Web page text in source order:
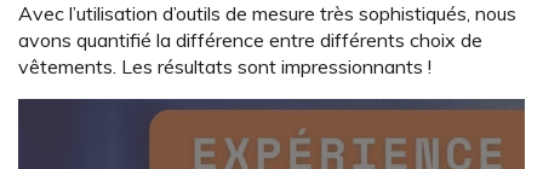
Avec l’utilisation d’outils de mesure très sophistiqués, nous
avons quantifié la différence entre différents choix de
vêtements. Les résultats sont impressionnants !